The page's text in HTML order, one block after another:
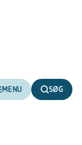
MENU SØG